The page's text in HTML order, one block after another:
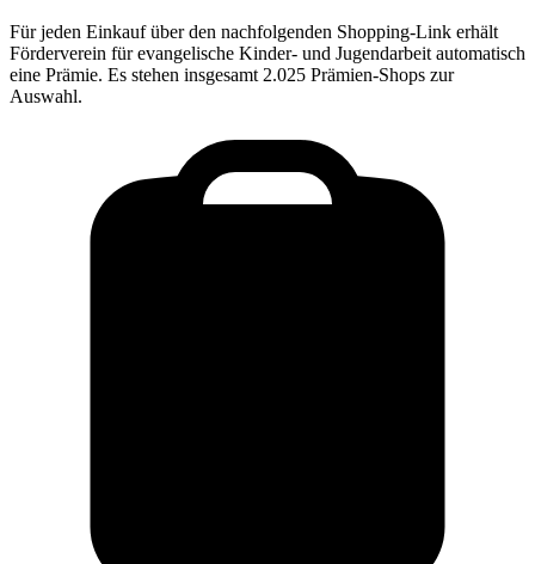
Für jeden Einkauf über den nachfolgenden Shopping-Link erhält
Förderverein für evangelische Kinder- und Jugendarbeit automatisch
eine Prämie. Es stehen insgesamt 2.025 Prämien-Shops zur
Auswahl.